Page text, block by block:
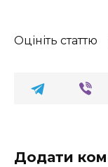
Оцініть статтю
Додати